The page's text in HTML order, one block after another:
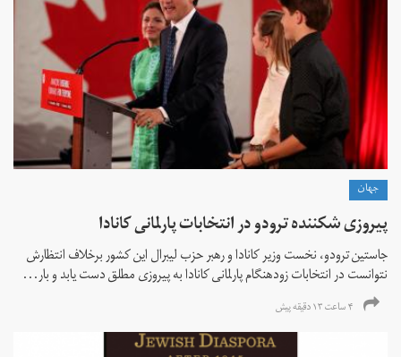
جهان
پیروزی شکننده ترودو در انتخابات پارلمانی کانادا
جاستین ترودو، نخست وزیر کانادا و رهبر حزب لیبرال این کشور برخلاف انتظارش
نتوانست در انتخابات زود‌هنگام پارلمانی کانادا به پیروزی مطلق دست یابد و بار...
۴ ساعت ۱۳ دقیقه پیش